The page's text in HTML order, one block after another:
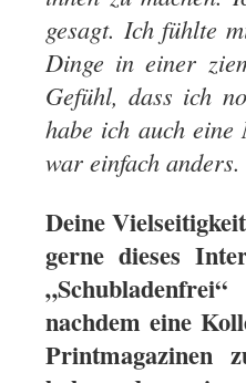
gesagt. Ich fühlte
Dinge in einer
Gefühl, dass ich
habe ich auch eine
war einfach anders.
Deine
gerne dieses
nachdem eine
Printmagazinen